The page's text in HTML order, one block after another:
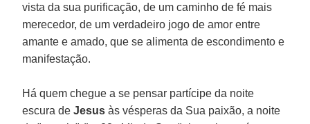
vista da sua purificação, de um caminho de fé mais
merecedor, de um verdadeiro jogo de amor entre
amante e amado, que se alimenta de escondimento e
manifestação.
Há quem chegue a se pensar partícipe da noite
escura deJesus às vésperas da Sua paixão, a noite